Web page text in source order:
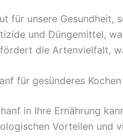
für unsere
und Düngemittel,
die Artenvielfalt,
für gesünderes Kochen
in Ihre Ernährung
Vorteilen und